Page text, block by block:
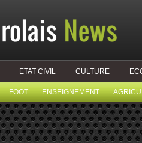
ETAT CIVIL CULTURE
FOOT ENSEIGNEMENT